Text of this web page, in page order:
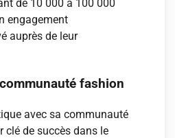
de 10 000 à 100 000
engagement
auprès de leur
fashion
avec sa communauté
clé de succès dans le